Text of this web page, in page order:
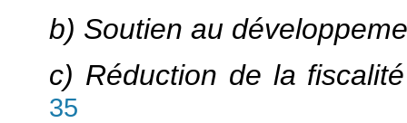
b) Soutien au
c) Réduction de la
35